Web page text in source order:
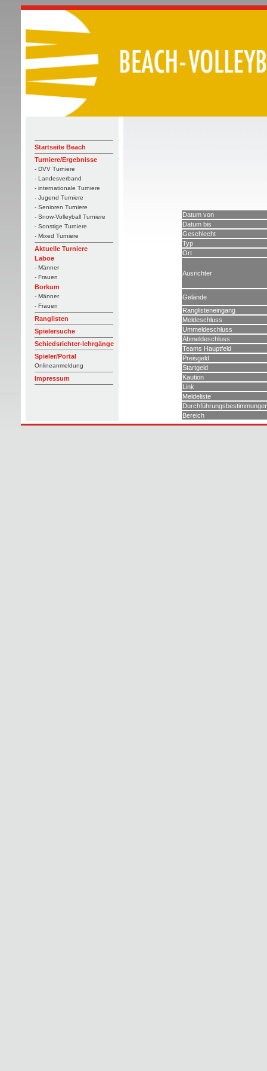
Startseite Beach
Turniere/Ergebnisse
- DVV Turniere
- Landesverband
- internationale Turniere
- Jugend Turniere
- Senioren Turniere
- Snow-Volleyball Turniere
- Sonstige Turniere
- Mixed Turniere
Aktuelle Turniere
Laboe
- Männer
- Frauen
Borkum
- Männer
- Frauen
Ranglisten
Spielersuche
Schiedsrichter-lehrgänge
Spieler/Portal
Onlineanmeldung
Impressum
Datum von
Datum bis
Geschlecht
Typ
Ort
Ausrichter
Gelände
Ranglisteneingang
Meldeschluss
Ummeldeschluss
Abmeldeschluss
Teams Hauptfeld
Preisgeld
Startgeld
Kaution
Link
Meldeliste
Bereich